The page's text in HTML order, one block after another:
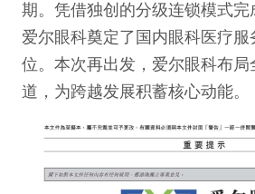
期。凭借独创的分级连锁模式完
爱尔眼科奠定了国内眼科医疗
位。本次再出发，爱尔眼科布局
道，为跨越发展积蓄核心动能。